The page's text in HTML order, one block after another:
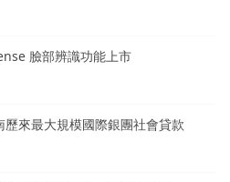
臉部辨識功能上市
歷來最大規模國際銀團社會貸款